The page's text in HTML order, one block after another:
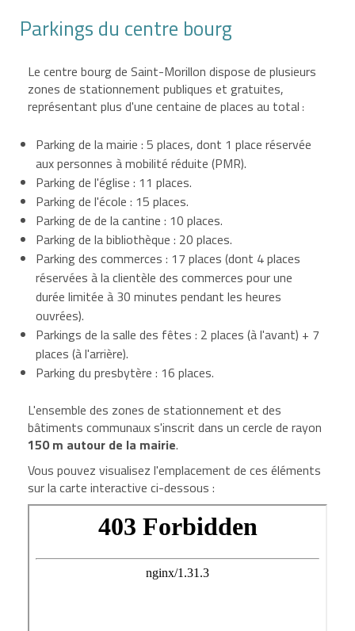
Parkings du centre bourg
Le centre bourg de Saint-Morillon dispose de plusieurs
zones de stationnement publiques et gratuites,
représentant plus d'une centaine de places au total :
Parking de la mairie : 5 places, dont 1 place réservée
aux personnes à mobilité réduite (PMR).
Parking de l'église : 11 places.
Parking de l'école : 15 places.
Parking de de la cantine : 10 places.
Parking de la bibliothèque : 20 places.
Parking des commerces : 17 places (dont 4 places
réservées à la clientèle des commerces pour une
durée limitée à 30 minutes pendant les heures
ouvrées).
Parkings de la salle des fêtes : 2 places (à l'avant) + 7
places (à l'arrière).
Parking du presbytère : 16 places.
L'ensemble des zones de stationnement et des
bâtiments communaux s'inscrit dans un cercle de rayon
150 m autour de la mairie.
Vous pouvez visualisez l'emplacement de ces éléments
sur la carte interactive ci-dessous :